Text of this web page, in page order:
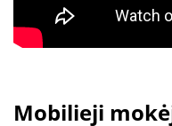
Mobilieji